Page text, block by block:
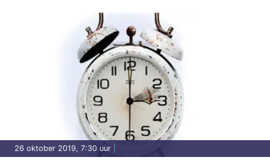
26 oktober 2019, 7:30 uur